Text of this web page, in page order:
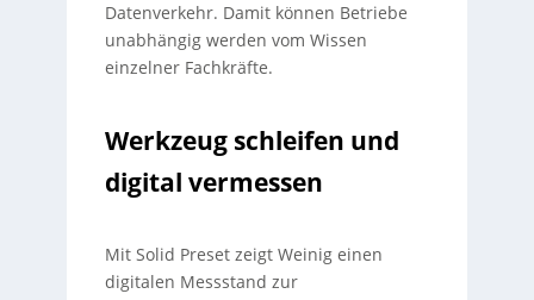
Datenverkehr. Damit können Betriebe
unabhängig werden vom Wissen
einzelner Fachkräfte.
Werkzeug schleifen und
digital vermessen
Mit Solid Preset zeigt Weinig einen
digitalen Messstand zur